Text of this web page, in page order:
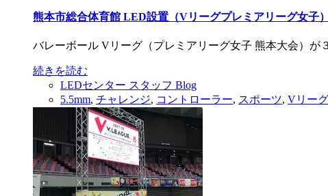
熊本市総合体育館 LED設置（Vリーグプレミアリーグ女子）
バレーボール Vリーグ（プレミアリーグ女子 熊本大会）
続きを読む
LEDセンター スタッフ Blog
5.5mm, チャレンジ, コントローラー, スポーツ, Vリーグ